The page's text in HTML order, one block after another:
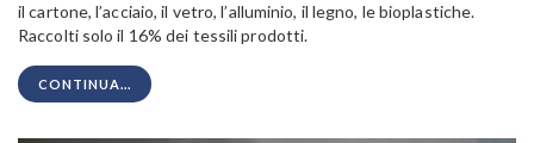
il cartone, l’acciaio, il vetro, l’alluminio, il legno, le bioplastiche.
Raccolti solo il 16% dei tessili prodotti.
CONTINUA...